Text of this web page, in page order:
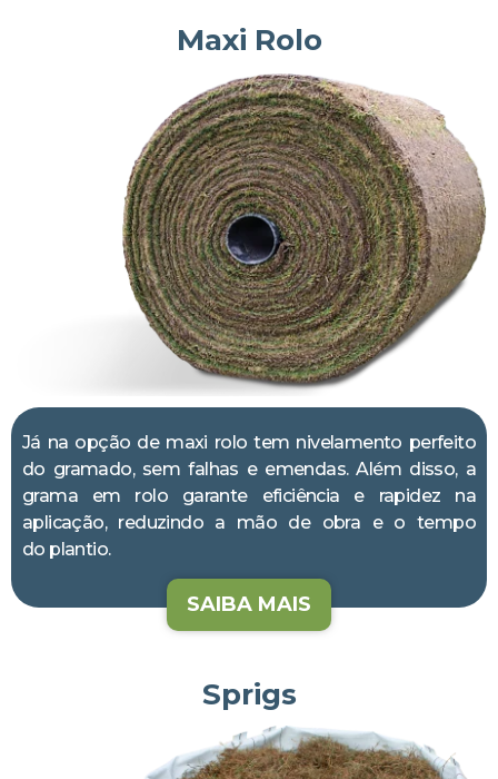
Maxi Rolo
Já na opção de maxi rolo tem nivelamento perfeito
do gramado, sem falhas e emendas. Além disso, a
grama em rolo garante eficiência e rapidez na
aplicação, reduzindo a mão de obra e o tempo
do plantio.
SAIBA MAIS
Sprigs